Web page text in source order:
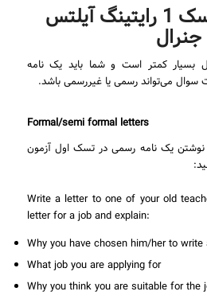
نمونه سوال تسک 1 رایتینگ آیلتس
جنرال
بسیار کمتر است و شما باید یک نامه
سوال می‌تواند رسمی یا غیررسمی باشد.
Formal/semi formal letters
نوشتن یک نامه رسمی در تسک اول آزمون
Write a letter to one of your old
letter for a job and explain:
Why you have chosen him/her to
What job you are applying for
Why you think you are suitable for the